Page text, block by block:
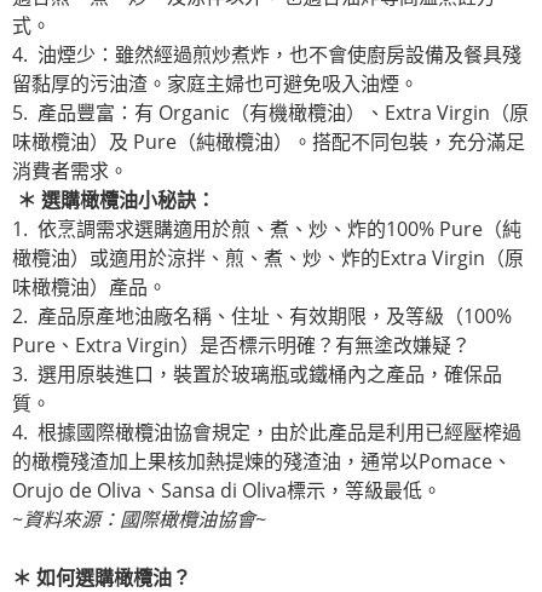
式。
4. 油煙少：雖然經過煎炒煮炸，也不會使廚房設備及餐具殘
留黏厚的污油渣。家庭主婦也可避免吸入油煙。
5. 產品豐富：有 Organic（有機橄欖油）、Extra Virgin（原
味橄欖油）及 Pure（純橄欖油）。搭配不同包裝，充分滿足
消費者需求。
＊ 選購橄欖油小秘訣：
1. 依烹調需求選購適用於煎、煮、炒、炸的100% Pure（純
橄欖油）或適用於涼拌、煎、煮、炒、炸的Extra Virgin（原
味橄欖油）產品。
2. 產品原產地油廠名稱、住址、有效期限，及等級（100%
Pure、Extra Virgin）是否標示明確？有無塗改嫌疑？
3. 選用原裝進口，裝置於玻璃瓶或鐵桶內之產品，確保品
質。
4. 根據國際橄欖油協會規定，由於此產品是利用已經壓榨過
的橄欖殘渣加上果核加熱提煉的殘渣油，通常以Pomace、
Orujo de Oliva、Sansa di Oliva標示，等級最低。
~資料來源：國際橄欖油協會~
＊ 如何選購橄欖油？